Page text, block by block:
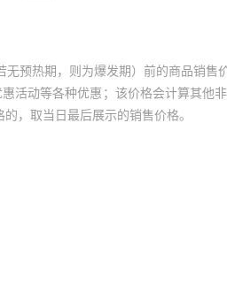
预热期，则为爆发期）前的商品销售
活动等各种优惠；该价格会计算其他
，取当日最后展示的销售价格。